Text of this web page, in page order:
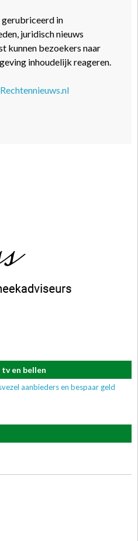
in
juridisch nieuws
kunnen bezoekers naar
inhoudelijk reageren.
en bellen
aanbieders en bespaar geld